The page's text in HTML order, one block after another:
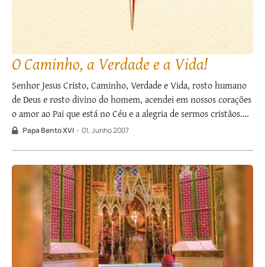
O Caminho, a Verdade e a Vida!
Senhor Jesus Cristo, Caminho, Verdade e Vida, rosto humano
de Deus e rosto divino do homem, acendei em nossos corações
o amor ao Pai que está no Céu e a alegria de sermos cristãos.
[…] Dai-nos sempre o fogo de vosso Santo Espírito, que ilumine
Papa Bento XVI - 01, Junho 2007